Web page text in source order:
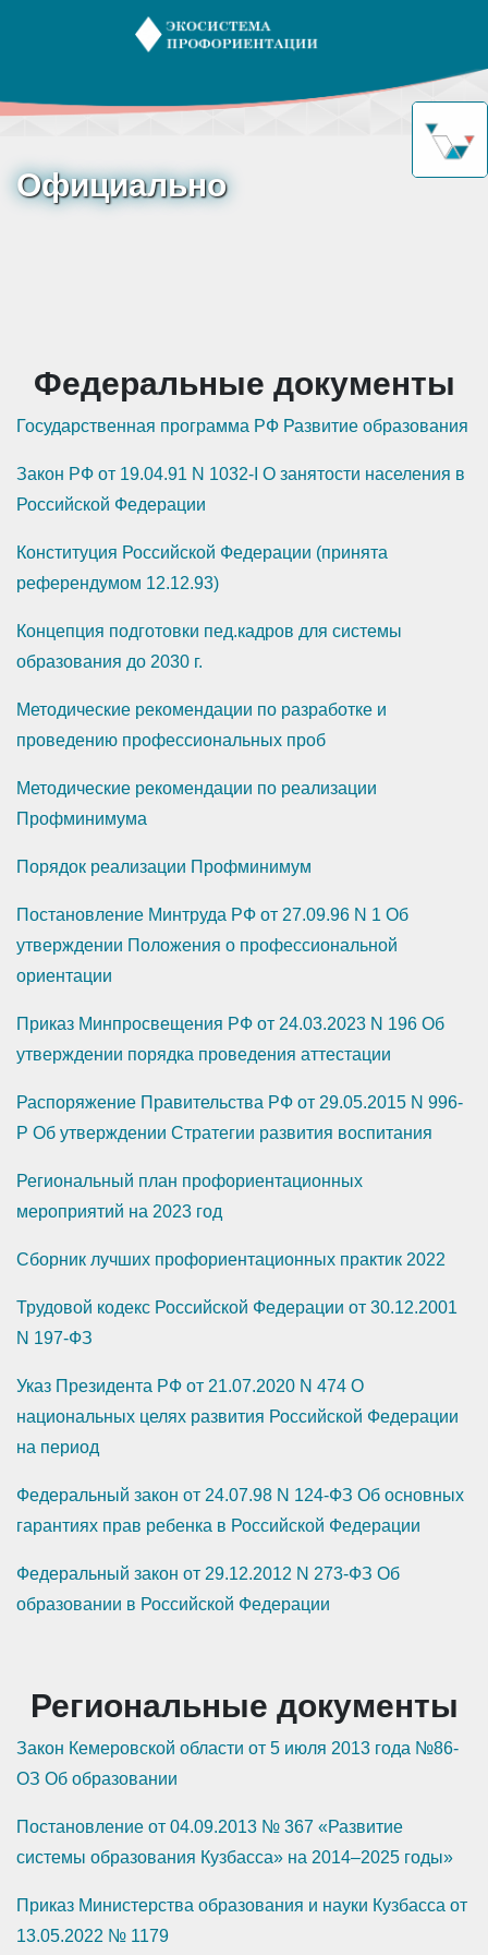
Официально
Федеральные документы
Государственная программа РФ Развитие образования
Закон РФ от 19.04.91 N 1032-I О занятости населения в
Российской Федерации
Конституция Российской Федерации (принята
референдумом 12.12.93)
Концепция подготовки пед.кадров для системы
образования до 2030 г.
Методические рекомендации по разработке и
проведению профессиональных проб
Методические рекомендации по реализации
Профминимума
Порядок реализации Профминимум
Постановление Минтруда РФ от 27.09.96 N 1 Об
утверждении Положения о профессиональной
ориентации
Приказ Минпросвещения РФ от 24.03.2023 N 196 Об
утверждении порядка проведения аттестации
Распоряжение Правительства РФ от 29.05.2015 N 996-
Р Об утверждении Стратегии развития воспитания
Региональный план профориентационных
мероприятий на 2023 год
Сборник лучших профориентационных практик 2022
Трудовой кодекс Российской Федерации от 30.12.2001
N 197-ФЗ
Указ Президента РФ от 21.07.2020 N 474 О
национальных целях развития Российской Федерации
на период
Федеральный закон от 24.07.98 N 124-ФЗ Об основных
гарантиях прав ребенка в Российской Федерации
Федеральный закон от 29.12.2012 N 273-ФЗ Об
образовании в Российской Федерации
Региональные документы
Закон Кемеровской области от 5 июля 2013 года №86-
ОЗ Об образовании
Постановление от 04.09.2013 № 367 «Развитие
системы образования Кузбасса» на 2014–2025 годы»
Приказ Министерства образования и науки Кузбасса от
13.05.2022 № 1179